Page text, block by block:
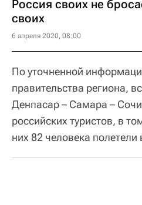
Россия своих не
своих
6 апреля 2020, 08:00
По уточненной
правительства региона,
Денпасар – Самара –
российских туристов, в
них 82 человека полетели